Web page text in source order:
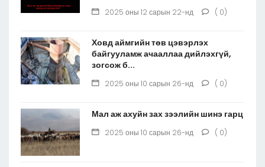
2025 оны 12 сарын 22-нд ( 0)
Ховд аймгийн төв цэвэрлэх
байгууламж ачааллаа дийлэхгүй,
зогсож б...
2025 оны 10 сарын 26-нд ( 0)
Мал аж ахуйн зах зээлийн шинэ гарц
2025 оны 10 сарын 26-нд ( 0)